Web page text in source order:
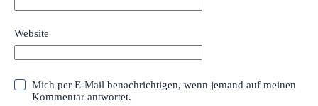
Website
Mich per E-Mail benachrichtigen, wenn jemand auf meinen
Kommentar antwortet.